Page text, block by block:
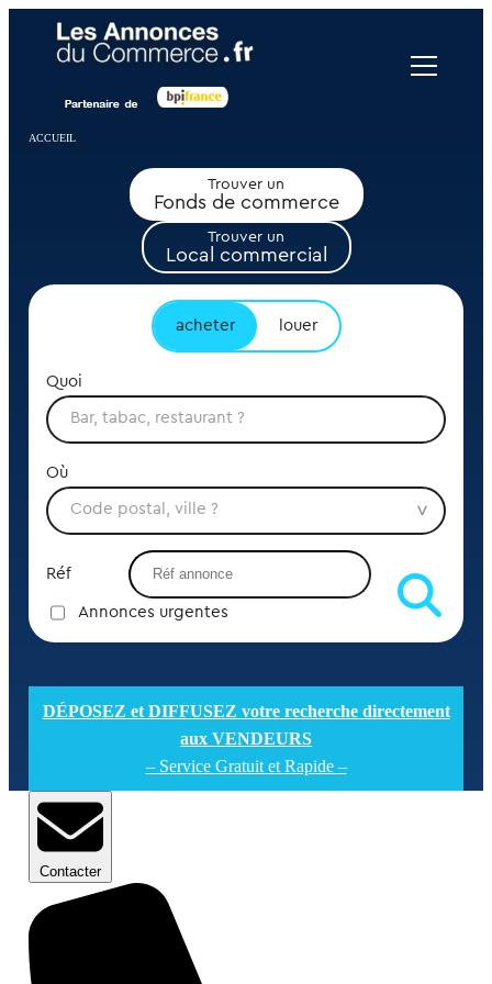
ACCUEIL
Trouver un
Fonds de commerce
Trouver un
Local commercial
acheter louer
Quoi
Où
Réf
Annonces urgentes
DÉPOSEZ et DIFFUSEZ votre recherche directement
aux VENDEURS
– Service Gratuit et Rapide –
Contacter
Panneau de gestion des cookies